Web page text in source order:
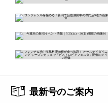
最新号のご案内